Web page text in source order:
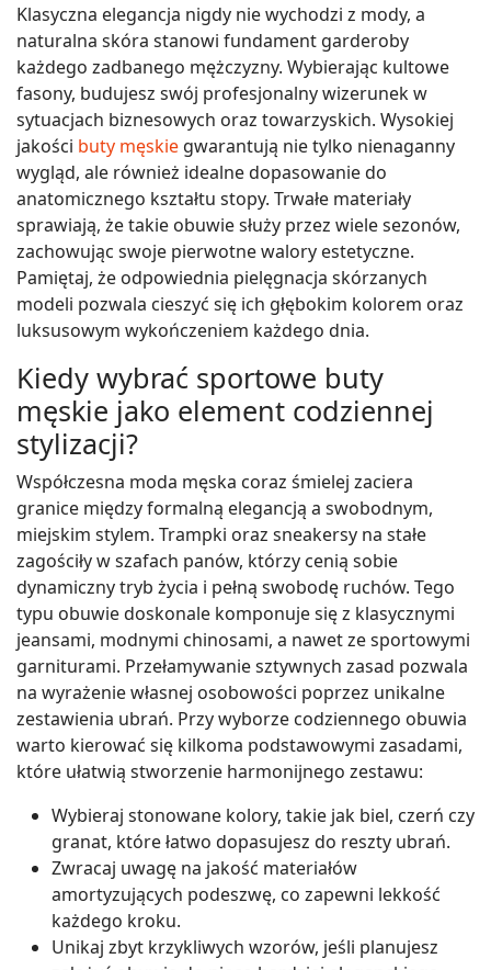
Klasyczna elegancja nigdy nie wychodzi z mody, a
naturalna skóra stanowi fundament garderoby
każdego zadbanego mężczyzny. Wybierając kultowe
fasony, budujesz swój profesjonalny wizerunek w
sytuacjach biznesowych oraz towarzyskich. Wysokiej
jakości buty męskie gwarantują nie tylko nienaganny
wygląd, ale również idealne dopasowanie do
anatomicznego kształtu stopy. Trwałe materiały
sprawiają, że takie obuwie służy przez wiele sezonów,
zachowując swoje pierwotne walory estetyczne.
Pamiętaj, że odpowiednia pielęgnacja skórzanych
modeli pozwala cieszyć się ich głębokim kolorem oraz
luksusowym wykończeniem każdego dnia.
Kiedy wybrać sportowe buty
męskie jako element codziennej
stylizacji?
Współczesna moda męska coraz śmielej zaciera
granice między formalną elegancją a swobodnym,
miejskim stylem. Trampki oraz sneakersy na stałe
zagościły w szafach panów, którzy cenią sobie
dynamiczny tryb życia i pełną swobodę ruchów. Tego
typu obuwie doskonale komponuje się z klasycznymi
jeansami, modnymi chinosami, a nawet ze sportowymi
garniturami. Przełamywanie sztywnych zasad pozwala
na wyrażenie własnej osobowości poprzez unikalne
zestawienia ubrań. Przy wyborze codziennego obuwia
warto kierować się kilkoma podstawowymi zasadami,
które ułatwią stworzenie harmonijnego zestawu:
Wybieraj stonowane kolory, takie jak biel, czerń czy
granat, które łatwo dopasujesz do reszty ubrań.
Zwracaj uwagę na jakość materiałów
amortyzujących podeszwę, co zapewni lekkość
każdego kroku.
Unikaj zbyt krzykliwych wzorów, jeśli planujesz